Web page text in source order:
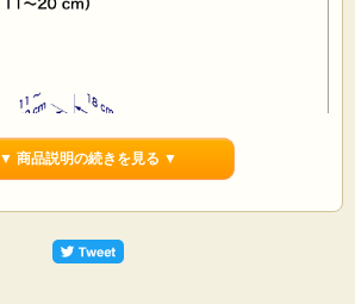
▼ 商品説明の続きを見る ▼